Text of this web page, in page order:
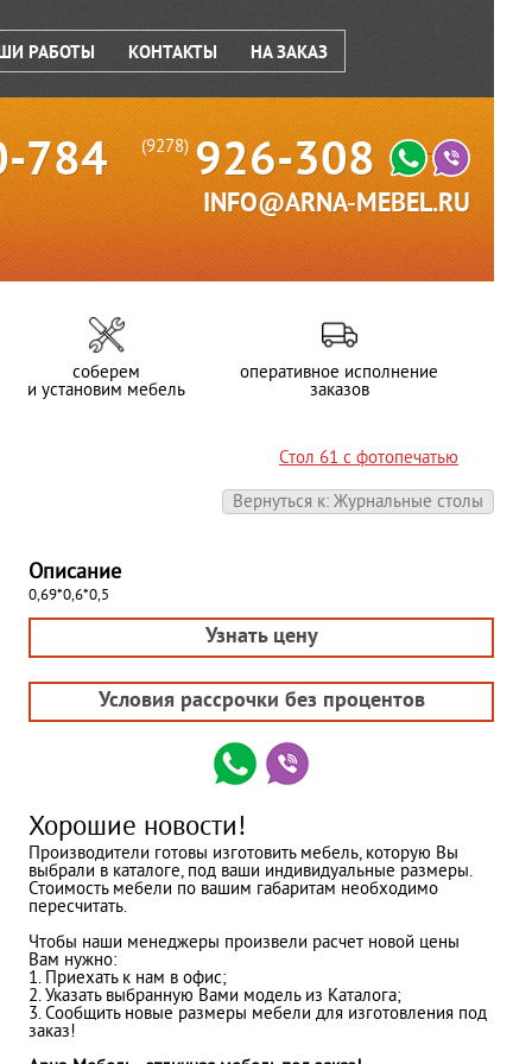
РАБОТЫ КОНТАКТЫ НА ЗАКАЗ
784 (9278) 926-308
INFO@ARNA-MEBEL.RU
соберем
и установим мебель
оперативное исполнение
заказов
Стол 61 с фотопечатью
Вернуться к: Журнальные столы
Описание
0,69*0,6*0,5
Узнать цену
Условия рассрочки без процентов
Хорошие новости!
Производители готовы изготовить мебель, которую Вы
выбрали в каталоге, под ваши индивидуальные размеры.
Стоимость мебели по вашим габаритам необходимо
пересчитать.
Чтобы наши менеджеры произвели расчет новой цены
Вам нужно:
1. Приехать к нам в офис;
2. Указать выбранную Вами модель из Каталога;
3. Сообщить новые размеры мебели для изготовления под
заказ!